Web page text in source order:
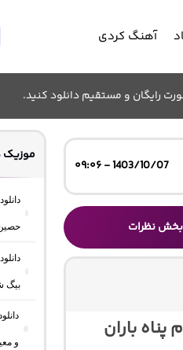
آهنگ کردی
رایگان و مستقیم دانلود کنید.
1403/10/07 - ۰۹:۰۶
بخش نظرات
باران
موزیک
بیگ
و